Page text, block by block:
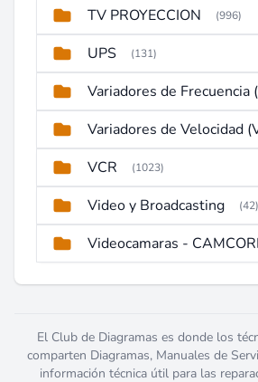
TV PROYECCION (996)
UPS (131)
Variadores de Frecuencia
Variadores de Velocidad
VCR (1023)
Video y Broadcasting (42)
Videocamaras -
El Club de Diagramas es donde los
comparten Diagramas, Manuales de
información técnica útil para las